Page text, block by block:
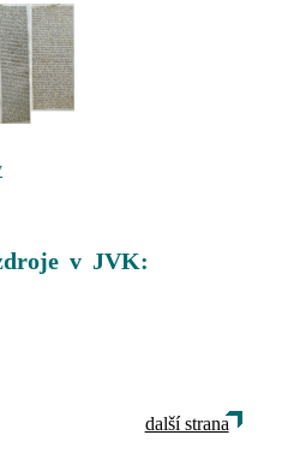
v JVK:
další strana